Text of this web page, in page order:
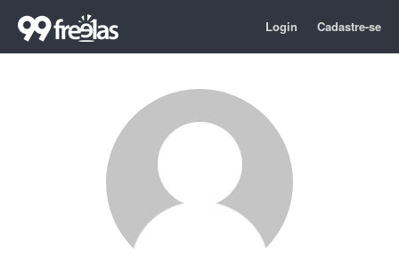
Login Cadastre-se